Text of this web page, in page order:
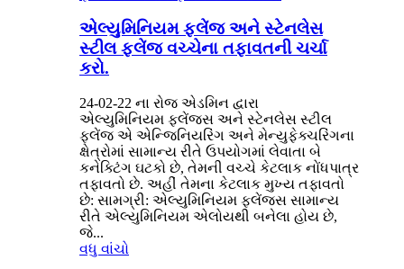
એલ્યુમિનિયમ ફ્લેંજ અને સ્ટેનલેસ
સ્ટીલ ફ્લેંજ વચ્ચેના તફાવતની ચર્ચા
કરો.
24-02-22 ના રોજ એડમિન દ્વારા
એલ્યુમિનિયમ ફ્લેંજ્સ અને સ્ટેનલેસ સ્ટીલ
ફ્લેંજ એ એન્જિનિયરિંગ અને મેન્યુફેક્ચરિંગના
ક્ષેત્રોમાં સામાન્ય રીતે ઉપયોગમાં લેવાતા બે
કનેક્ટિંગ ઘટકો છે, તેમની વચ્ચે કેટલાક નોંધપાત્ર
તફાવતો છે. અહીં તેમના કેટલાક મુખ્ય તફાવતો
છે: સામગ્રી: એલ્યુમિનિયમ ફ્લેંજ્સ સામાન્ય
રીતે એલ્યુમિનિયમ એલોયથી બનેલા હોય છે,
જે...
વધુ વાંચો